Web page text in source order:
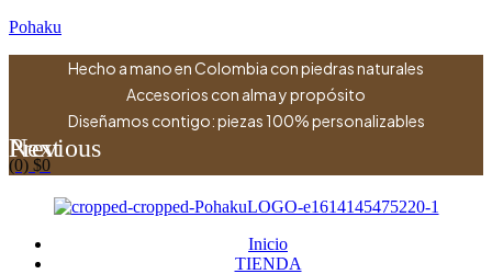
Pohaku
Hecho a mano en Colombia con piedras naturales
Accesorios con alma y propósito
Diseñamos contigo: piezas 100% personalizables
Previous
Next
(0) $0
Inicio
TIENDA